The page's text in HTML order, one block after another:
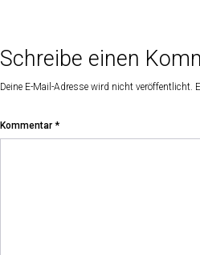
Schreibe einen
Deine E-Mail-Adresse wird nicht veröffentlicht.
Kommentar *